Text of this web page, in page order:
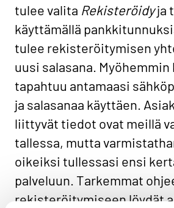
tulee valita Rekisteröidyja
käyttämällä
tulee rekisteröitymisen
uusi salasana.
tapahtuu antamaasi
ja salasanaa käyttäen.
liittyvät tiedot ovat meillä
tallessa, mutta
oikeiksi tullessasi ensi
palveluun. Tarkemmat
rekisteröitymiseen löydät